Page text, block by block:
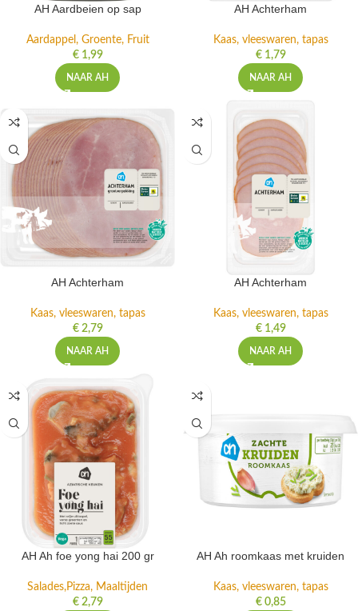
AH Aardbeien op sap
Aardappel, Groente, Fruit
€1,99
NAAR AH
AH Achterham
Kaas, vleeswaren, tapas
€1,79
NAAR AH
AH Achterham
Kaas, vleeswaren, tapas
€2,79
NAAR AH
AH Achterham
Kaas, vleeswaren, tapas
€1,49
NAAR AH
AH Ah foe yong hai 200 gr
Salades,Pizza, Maaltijden
€2,79
AH Ah roomkaas met kruiden
Kaas, vleeswaren, tapas
€0,85